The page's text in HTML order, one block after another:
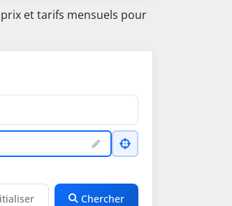
et tarifs mensuels pour
Chercher